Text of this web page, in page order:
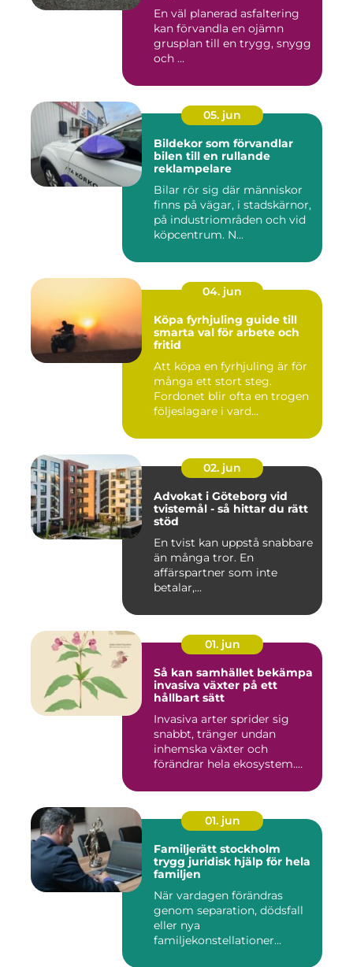
En väl planerad asfaltering
kan förvandla en ojämn
grusplan till en trygg, snygg
och ...
05. jun
Bildekor som förvandlar
bilen till en rullande
reklampelare
Bilar rör sig där människor
finns på vägar, i stadskärnor,
på industriområden och vid
köpcentrum. N...
04. jun
Köpa fyrhjuling guide till
smarta val för arbete och
fritid
Att köpa en fyrhjuling är för
många ett stort steg.
Fordonet blir ofta en trogen
följeslagare i vard...
02. jun
Advokat i Göteborg vid
tvistemål - så hittar du rätt
stöd
En tvist kan uppstå snabbare
än många tror. En
affärspartner som inte
betalar,...
01. jun
Så kan samhället bekämpa
invasiva växter på ett
hållbart sätt
Invasiva arter sprider sig
snabbt, tränger undan
inhemska växter och
förändrar hela ekosystem.
01. jun
Familjerätt stockholm
trygg juridisk hjälp för hela
familjen
När vardagen förändras
genom separation, dödsfall
eller nya
familjekonstellationer